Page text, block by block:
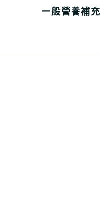
一般營養補充